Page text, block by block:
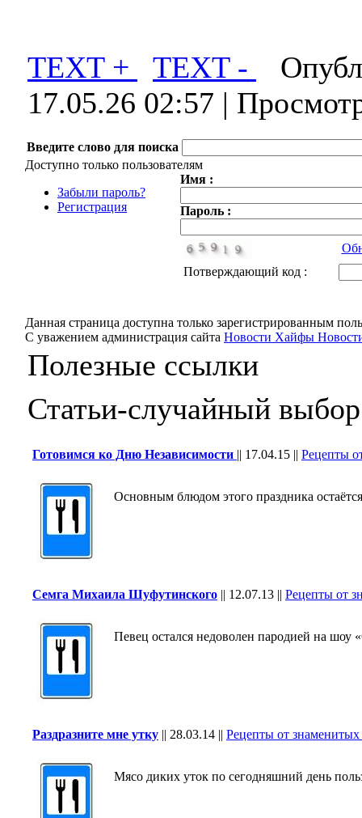
TEXT + TEXT -
17.05.26 02:57 |
Введите слово для поиска
Доступно только пользователям
Забыли пароль?
Регистрация
Имя :
Пароль :
Потверждающий код :
Данная страница доступна только зарегистрированным
С уважением администрация сайта Новости Хайфы
Полезные ссылки
Статьи-случайный выбор
Готовимся ко Дню Независимости || 17.04.15 || Рецепты
Основным блюдом этого праздника
Семга Михаила Шуфутинского || 12.07.13 || Рецепты от
Певец остался недоволен пародией на шоу
Раздразните мне утку || 28.03.14 || Рецепты от
Мясо диких уток по сегодняшний день